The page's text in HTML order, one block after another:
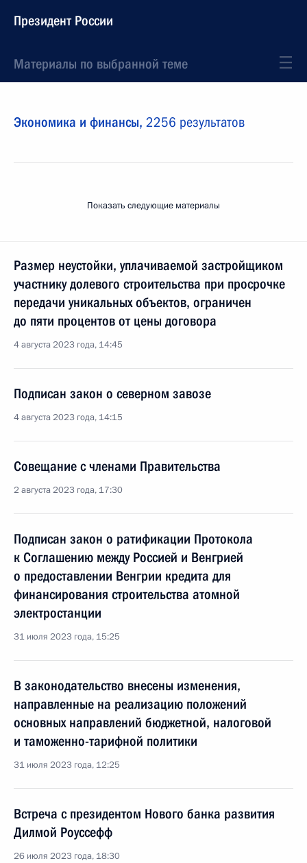
Президент России
Материалы по выбранной теме
Экономика и финансы, 2256 результатов
Показать следующие материалы
Размер неустойки, уплачиваемой застройщиком
участнику долевого строительства при просрочке
передачи уникальных объектов, ограничен
до пяти процентов от цены договора
4 августа 2023 года, 14:45
Подписан закон о северном завозе
4 августа 2023 года, 14:15
Совещание с членами Правительства
2 августа 2023 года, 17:30
Подписан закон о ратификации Протокола
к Соглашению между Россией и Венгрией
о предоставлении Венгрии кредита для
финансирования строительства атомной
электростанции
31 июля 2023 года, 15:25
В законодательство внесены изменения,
направленные на реализацию положений
основных направлений бюджетной, налоговой
и таможенно-тарифной политики
31 июля 2023 года, 12:25
Встреча с президентом Нового банка развития
Дилмой Роуссефф
26 июля 2023 года, 18:30